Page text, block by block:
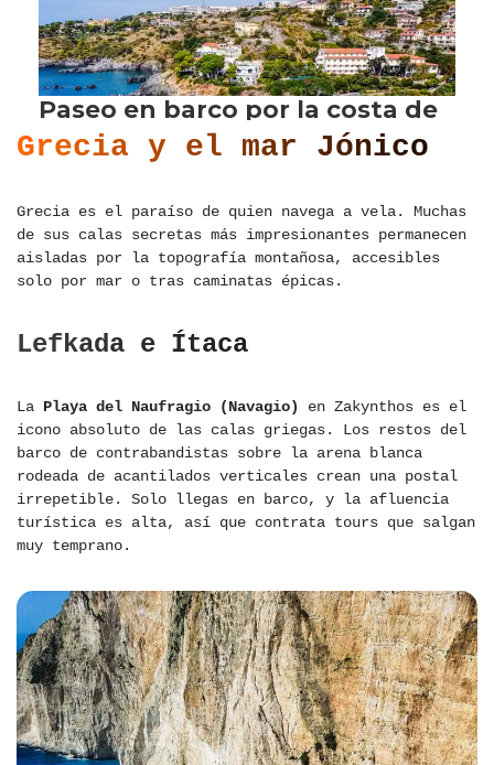
Grecia y el mar Jónico
Grecia es el paraíso de quien navega a vela. Muchas
de sus calas secretas más impresionantes permanecen
aisladas por la topografía montañosa, accesibles
solo por mar o tras caminatas épicas.
Lefkada e Ítaca
La Playa del Naufragio (Navagio)
en Zakynthos es el
icono absoluto de las calas griegas. Los restos del
barco de contrabandistas sobre la arena blanca
rodeada de acantilados verticales crean una postal
irrepetible. Solo llegas en barco, y la afluencia
turística es alta, así que contrata tours que salgan
muy temprano.